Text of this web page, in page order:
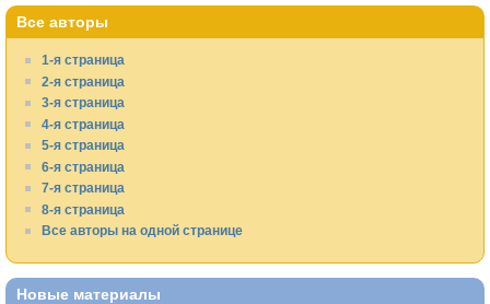
Все авторы
1-я страница
2-я страница
3-я страница
4-я страница
5-я страница
6-я страница
7-я страница
8-я страница
Все авторы на одной странице
Новые материалы